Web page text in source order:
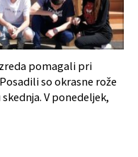
pomagali pri
so okrasne rože
V ponedeljek,